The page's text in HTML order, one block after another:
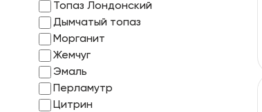
Топаз Лондонский
Дымчатый топаз
Морганит
Жемчуг
Эмаль
Перламутр
Цитрин